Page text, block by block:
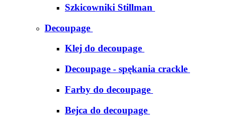
Szkicowniki Stillman
Decoupage
Klej do decoupage
Decoupage - spękania crackle
Farby do decoupage
Bejca do decoupage